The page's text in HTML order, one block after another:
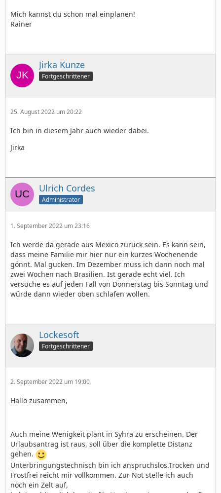
Mich kannst du schon mal einplanen!
Rainer
Jirka Kunze
Fortgeschrittener
25. August 2022 um 20:22
Ich bin in diesem Jahr auch wieder dabei.
Jirka
Ulrich Cordes
Administrator
1. September 2022 um 23:16
Ich werde da gerade aus Mexico zurück sein. Es kann sein,
dass meine Familie mir hier nur ein kurzes Wochenende
gönnt. Mal gucken. Im Dezember muss ich dann noch mal
zwei Wochen nach Brasilien. Ist gerade echt viel. Ich
versuche es auf jeden Fall von Donnerstag bis Sonntag und
würde dann wieder oben schlafen wollen.
Lockesoft
Fortgeschrittener
2. September 2022 um 19:00
Hallo zusammen,
Auch meine Wenigkeit plant in Syhra zu erscheinen. Der
Urlaubsantrag ist raus, soll über die komplette Distanz
gehen.
Unterbringungstechnisch bin ich anspruchslos.Trocken und
Frostfrei reicht mir vollkommen. Zur Not stelle ich auch
noch ein Zelt auf,